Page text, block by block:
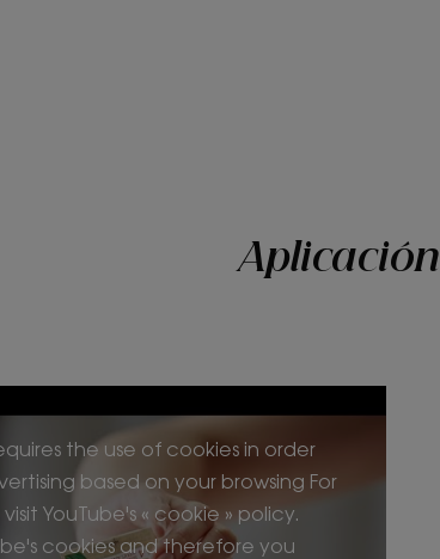
Aplicación
the use of cookies in order
based on your browsing For
YouTube's « cookie » policy.
cookies and therefore you